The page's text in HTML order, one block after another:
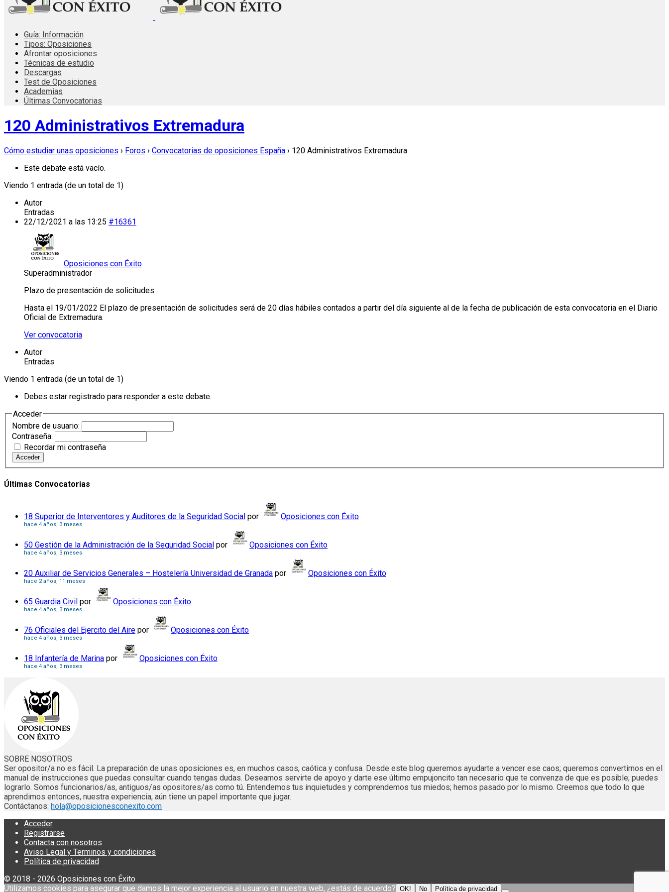
Guía: Información
Tipos: Oposiciones
Afrontar oposiciones
Técnicas de estudio
Descargas
Test de Oposiciones
Academias
Últimas Convocatorias
120 Administrativos Extremadura
Cómo estudiar unas oposiciones › Foros › Convocatorias de oposiciones España › 120 Administrativos Extremadura
Este debate está vacío.
Viendo 1 entrada (de un total de 1)
Autor
Entradas
22/12/2021 a las 13:25 #16361
Oposiciones con Éxito
Superadministrador
Plazo de presentación de solicitudes:
Hasta el 19/01/2022 El plazo de presentación de solicitudes será de 20 días hábiles contados a partir del día siguiente al de la fecha de publicación de esta convocatoria en el Diario
Oficial de Extremadura.
Ver convocatoria
Autor
Entradas
Viendo 1 entrada (de un total de 1)
Debes estar registrado para responder a este debate.
Acceder
Nombre de usuario:
Contraseña:
Recordar mi contraseña
Acceder
Últimas Convocatorias
18 Superior de Interventores y Auditores de la Seguridad Social por Oposiciones con Éxito
hace 4 años, 3 meses
50 Gestión de la Administración de la Seguridad Social por Oposiciones con Éxito
hace 4 años, 3 meses
20 Auxiliar de Servicios Generales – Hostelería Universidad de Granada por Oposiciones con Éxito
hace 2 años, 11 meses
65 Guardia Civil por Oposiciones con Éxito
hace 4 años, 3 meses
76 Oficiales del Ejercito del Aire por Oposiciones con Éxito
hace 4 años, 3 meses
18 Infantería de Marina por Oposiciones con Éxito
hace 4 años, 3 meses
SOBRE NOSOTROS
Ser opositor/a no es fácil. La preparación de unas oposiciones es, en muchos casos, caótica y confusa. Desde este blog queremos ayudarte a vencer ese caos; queremos convertirnos en el
manual de instrucciones que puedas consultar cuando tengas dudas. Deseamos servirte de apoyo y darte ese último empujoncito tan necesario que te convenza de que es posible; puedes
lograrlo. Somos funcionarios/as, antiguos/as opositores/as como tú. Entendemos tus inquietudes y comprendemos tus miedos; hemos pasado por lo mismo. Creemos que todo lo que
aprendimos entonces, nuestra experiencia, aún tiene un papel importante que jugar.
Contáctanos: hola@oposicionesconexito.com
Acceder
Registrarse
Contacta con nosotros
Aviso Legal y Terminos y condiciones
Política de privacidad
© 2018 - 2026 Oposiciones con Éxito
Utilizamos cookies para asegurar que damos la mejor experiencia al usuario en nuestra web, ¿estás de acuerdo? OK! No Política de privacidad